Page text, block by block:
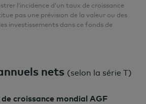
l’incidence d’un taux de croissance
pas une prévision de la valeur ou des
investissements dans ce fonds de
nets (selon la série T)
croissance mondial AGF